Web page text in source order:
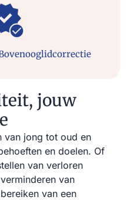
jouw
van jong tot oud en
en doelen. Of
van verloren
van
van een